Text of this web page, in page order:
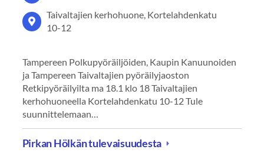
Taivaltajien kerhohuone, Kortelahdenkatu
10-12
Tampereen Polkupyöräiljöiden, Kaupin Kanuunoiden
ja Tampereen Taivaltajien pyöräilyjaoston
Retkipyöräilyilta ma 18.1 klo 18 Taivaltajien
kerhohuoneella Kortelahdenkatu 10-12 Tule
suunnittelemaan…
Pirkan Hölkän tulevaisuudesta